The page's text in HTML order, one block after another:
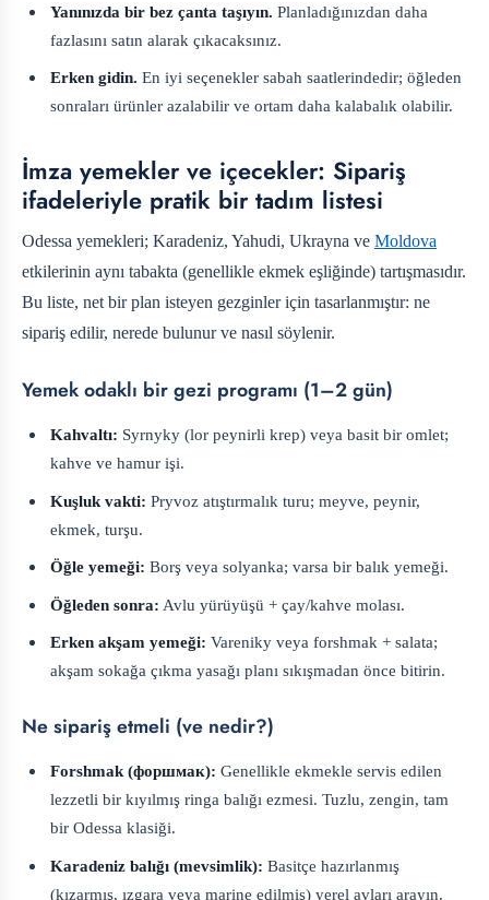
Yanınızda bir bez çanta taşıyın. Planladığınızdan daha
fazlasını satın alarak çıkacaksınız.
Erken gidin. En iyi seçenekler sabah saatlerindedir; öğleden
sonraları ürünler azalabilir ve ortam daha kalabalık olabilir.
İmza yemekler ve içecekler: Sipariş
ifadeleriyle pratik bir tadım listesi
Odessa yemekleri; Karadeniz, Yahudi, Ukrayna ve Moldova
etkilerinin aynı tabakta (genellikle ekmek eşliğinde) tartışmasıdır.
Bu liste, net bir plan isteyen gezginler için tasarlanmıştır: ne
sipariş edilir, nerede bulunur ve nasıl söylenir.
Yemek odaklı bir gezi programı (1–2 gün)
Kahvaltı: Syrnyky (lor peynirli krep) veya basit bir omlet;
kahve ve hamur işi.
Kuşluk vakti: Pryvoz atıştırmalık turu; meyve, peynir,
ekmek, turşu.
Öğle yemeği: Borş veya solyanka; varsa bir balık yemeği.
Öğleden sonra: Avlu yürüyüşü + çay/kahve molası.
Erken akşam yemeği: Vareniky veya forshmak + salata;
akşam sokağa çıkma yasağı planı sıkışmadan önce bitirin.
Ne sipariş etmeli (ve nedir?)
Forshmak (форшмак): Genellikle ekmekle servis edilen
lezzetli bir kıyılmış ringa balığı ezmesi. Tuzlu, zengin, tam
bir Odessa klasiği.
Karadeniz balığı (mevsimlik): Basitçe hazırlanmış
(kızarmış, ızgara veya marine edilmiş) yerel avları arayın.